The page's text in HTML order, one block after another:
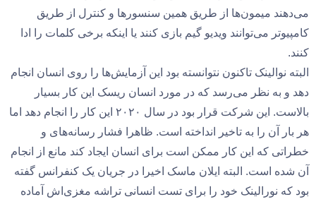
می‌دهند میمون‌ها از طریق همین سنسورها و کنترل از طریق
کامپیوتر می‌توانند ویدیو گیم بازی کنند یا اینکه برخی کلمات را ادا
کنند.
البته نوالینک تاکنون نتوانسته بود این آزمایش‌ها را روی انسان انجام
دهد و به نظر می‌رسد که در مورد انسان ریسک این کار بسیار
بالاست. این شرکت قرار بود در سال ۲۰۲۰ این کار را انجام دهد اما
هر بار آن را به تاخیر انداخته است. ظاهرا فشار رسانه‌های و
خطراتی که این کار ممکن است برای انسان ایجاد کند مانع از انجام
آن شده است. البته ایلان ماسک اخیرا در جریان یک کنفرانس گفته
بود که نورالینک خود را برای تست انسانی تراشه مغزی‌اش آماده